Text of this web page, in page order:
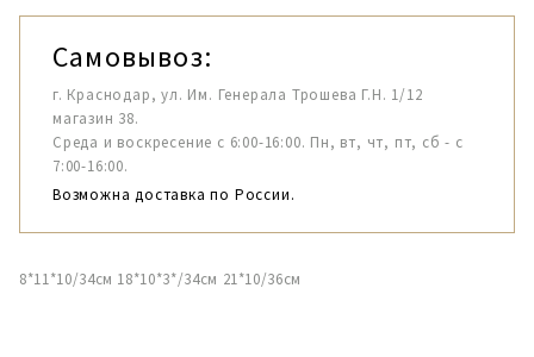
Самовывоз:
г. Краснодар, ул. Им. Генерала Трошева Г.Н. 1/12
магазин 38.
Среда и воскресение с 6:00-16:00. Пн, вт, чт, пт, сб - с
7:00-16:00.
Возможна доставка по России.
8*11*10/34см 18*10*3*/34см 21*10/36см